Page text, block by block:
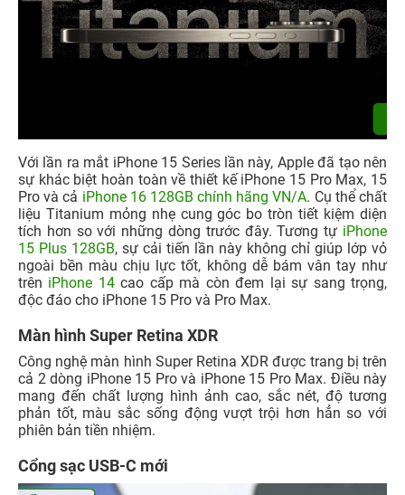
Với lần ra mắt iPhone 15 Series lần này, Apple đã tạo nên
sự khác biệt hoàn toàn về thiết kế iPhone 15 Pro Max, 15
Pro và cả iPhone 16 128GB chính hãng VN/A. Cụ thể chất
liệu Titanium mỏng nhẹ cung góc bo tròn tiết kiệm diện
tích hơn so với những dòng trước đây. Tương tự iPhone
15 Plus 128GB, sự cải tiến lần này không chỉ giúp lớp vỏ
ngoài bền màu chịu lực tốt, không dễ bám vân tay như
trên iPhone 14cao cấp mà còn đem lại sự sang trọng,
độc đáo cho iPhone 15 Pro và Pro Max.
Màn hình Super Retina XDR
Công nghệ màn hình Super Retina XDR được trang bị trên
cả 2 dòng iPhone 15 Pro và iPhone 15 Pro Max. Điều này
mang đến chất lượng hình ảnh cao, sắc nét, độ tương
phản tốt, màu sắc sống động vượt trội hơn hẳn so với
phiên bản tiền nhiệm.
Cổng sạc USB-C mới